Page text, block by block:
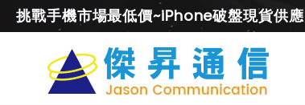
挑戰手機市場最低價~iPhone破盤現貨供應